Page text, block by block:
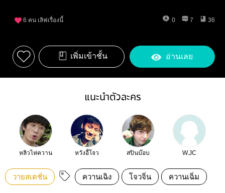
6 คน เลิฟเรื่องนี้ 0 7 36
เพิ่มเข้าชั้น อ่านเลย
แนะนำตัวละคร
หลิวไห่ควาน หวังอี้โจว สปินบ๊อบ W.JC
วายสเตชั่น ควานเฉิง โจวจิ่น ควานเฉิ่ม